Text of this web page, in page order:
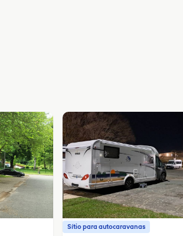
Sítio para autocaravanas